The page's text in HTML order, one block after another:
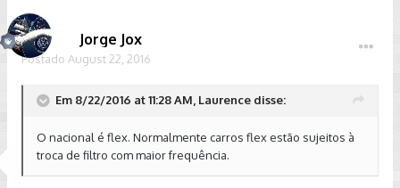
Jorge Jox
Postado August 22, 2016
Em 8/22/2016 at 11:28 AM, Laurence disse:
O nacional é flex. Normalmente carros flex estão sujeitos à
troca de filtro com maior frequência.